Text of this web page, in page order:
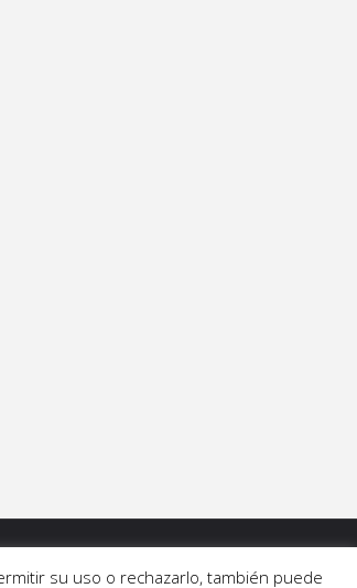
su uso o rechazarlo, también puede